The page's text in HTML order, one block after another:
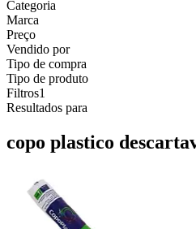
Categoria
Marca
Preço
Vendido por
Tipo de compra
Tipo de produto
Filtros1
Resultados para
copo plastico